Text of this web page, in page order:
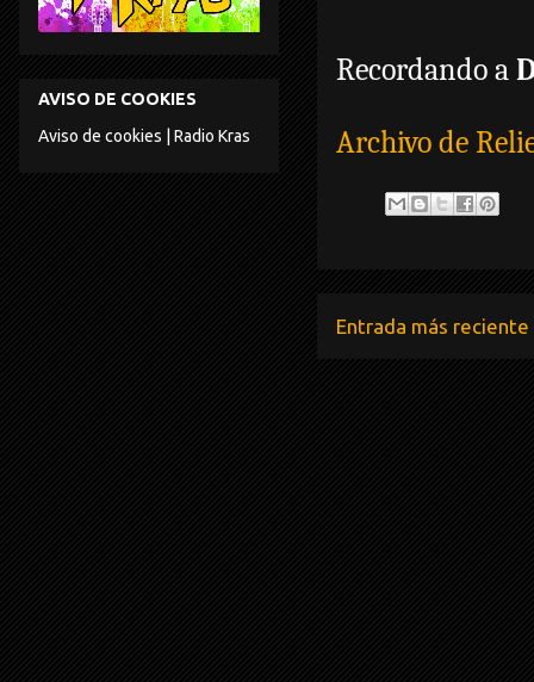
Recordando a
Archivo de
Entrada más reciente
AVISO DE COOKIES
Aviso de cookies | Radio Kras